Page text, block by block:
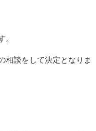
相談をして決定となりま